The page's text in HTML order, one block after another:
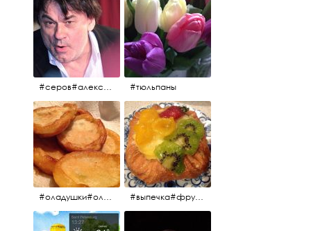
#серов#александрсеров#певец#народныйартист#эстрадныйпевец#композитор#тыменялюбишь#мадонна#ялюблютебядослёз #тюльпаны
#оладушки#оладушкинакефире #оладушкисяблоками #кефир#яблоки С утра испёк, на кефире с яблоками. #выпечка#фрукты#пекарня#зима